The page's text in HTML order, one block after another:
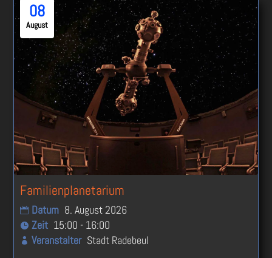
08
August
Familienplanetarium
Datum 8. August 2026
Zeit 15:00 - 16:00
Veranstalter Stadt Radebeul